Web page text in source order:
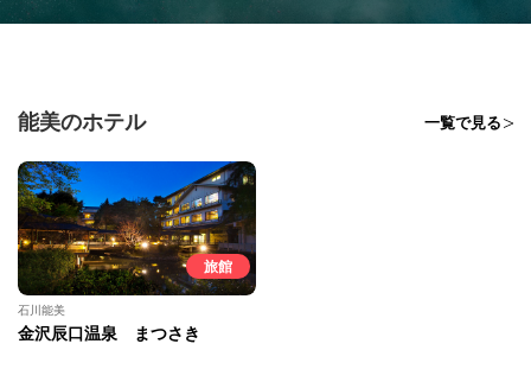
能美のホテル 一覧で見る
旅館
石川能美
金沢辰口温泉 まつさき